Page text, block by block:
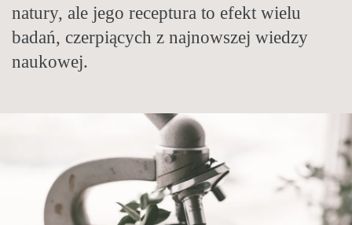
recepturach sięgamy po zioła i oleje z całego
świata. Takie połączenia składników są
niespotykane nigdzie indziej.
natury, ale jego receptura to efekt wielu
badań, czerpiących z najnowszej wiedzy
naukowej.
nowocześnie. Łączymy historyczną wiedzę
zielarską z całego świata z najnowszymi
badaniami naukowymi.